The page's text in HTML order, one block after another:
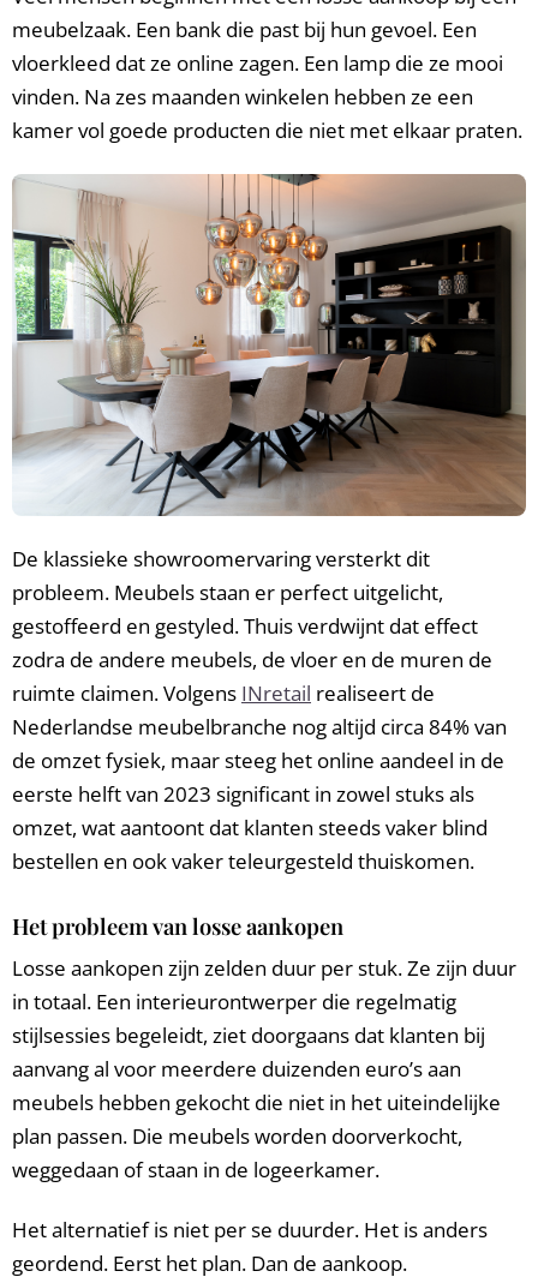
meubelzaak. Een bank die past bij hun gevoel. Een
vloerkleed dat ze online zagen. Een lamp die ze mooi
vinden. Na zes maanden winkelen hebben ze een
kamer vol goede producten die niet met elkaar praten.
De klassieke showroomervaring versterkt dit
probleem. Meubels staan er perfect uitgelicht,
gestoffeerd en gestyled. Thuis verdwijnt dat effect
zodra de andere meubels, de vloer en de muren de
ruimte claimen. Volgens INretail realiseert de
Nederlandse meubelbranche nog altijd circa 84% van
de omzet fysiek, maar steeg het online aandeel in de
eerste helft van 2023 significant in zowel stuks als
omzet, wat aantoont dat klanten steeds vaker blind
bestellen en ook vaker teleurgesteld thuiskomen.
Het probleem van losse aankopen
Losse aankopen zijn zelden duur per stuk. Ze zijn duur
in totaal. Een interieurontwerper die regelmatig
stijlsessies begeleidt, ziet doorgaans dat klanten bij
aanvang al voor meerdere duizenden euro’s aan
meubels hebben gekocht die niet in het uiteindelijke
plan passen. Die meubels worden doorverkocht,
weggedaan of staan in de logeerkamer.
Het alternatief is niet per se duurder. Het is anders
geordend. Eerst het plan. Dan de aankoop.